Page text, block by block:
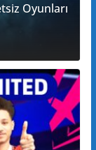
Oyunları